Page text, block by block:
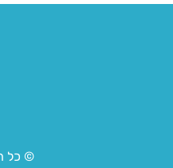
© כל